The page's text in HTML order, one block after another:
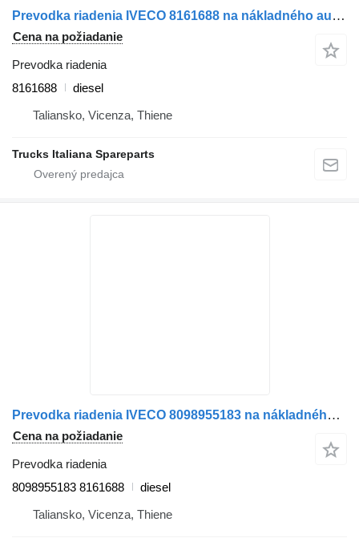
Prevodka riadenia IVECO 8161688 na nákladného auta IVECO EUROTECH
Cena na požiadanie
Prevodka riadenia
8161688
diesel
Taliansko, Vicenza, Thiene
Trucks Italiana Spareparts
Prevodka riadenia IVECO 8098955183 na nákladného auta IVECO EUROTECH
Cena na požiadanie
Prevodka riadenia
8098955183 8161688
diesel
Taliansko, Vicenza, Thiene